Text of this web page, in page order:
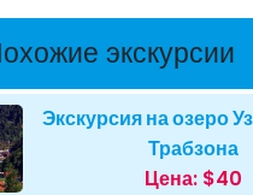
экскурсии
Экскурсия на озеро
Трабзона
Цена: $40